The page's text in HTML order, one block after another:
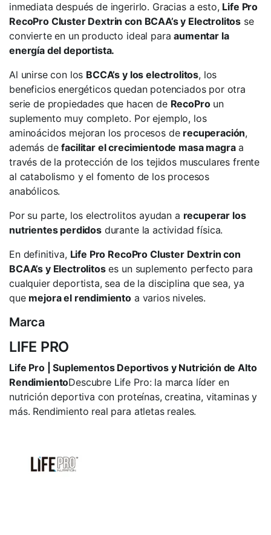
inmediata después de ingerirlo. Gracias a esto, Life Pro
RecoPro Cluster Dextrin con BCAA’s y Electrolitos se
convierte en un producto ideal paraaumentar la
energía del deportista.
Al unirse con los BCCA’s y los electrolitos, los
beneficios energéticos quedan potenciados por otra
serie de propiedades que hacen de RecoProun
suplemento muy completo. Por ejemplo, los
aminoácidos mejoran los procesos de recuperación,
además defacilitar el crecimientode masa magraa
través de la protección de los tejidos musculares frente
al catabolismo y el fomento de los procesos
anabólicos.
Por su parte, los electrolitos ayudan a recuperar los
nutrientes perdidosdurante la actividad física.
En definitiva, Life Pro RecoPro Cluster Dextrin con
BCAA’s y Electrolitoses un suplemento perfecto para
cualquier deportista, sea de la disciplina que sea, ya
que mejora el rendimiento a varios niveles.
Marca
LIFE PRO
Life Pro | Suplementos Deportivos y Nutrición de Alto
RendimientoDescubre Life Pro: la marca líder en
nutrición deportiva con proteínas, creatina, vitaminas y
más. Rendimiento real para atletas reales.